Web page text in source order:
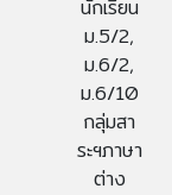
นักเรียน
ม.5/2,
ม.6/2,
ม.6/10
กลุ่มสา
ระฯภาษา
ต่าง